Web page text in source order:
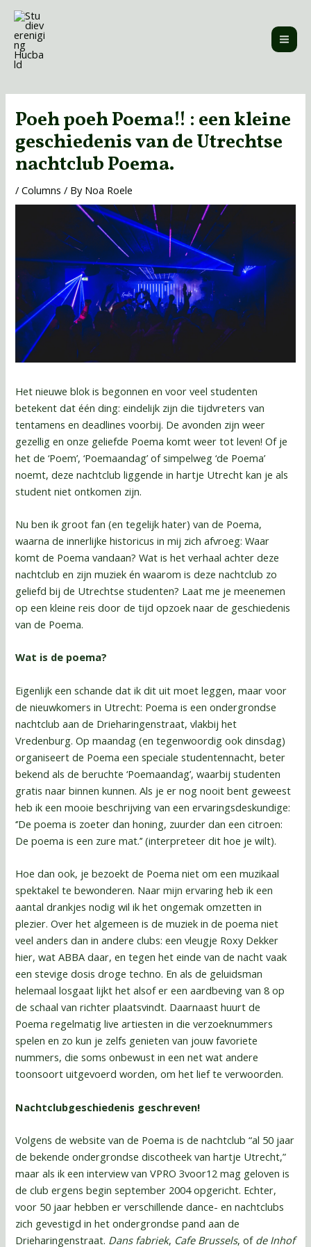
Skip
content
Poeh poeh Poema!! : een kleine
geschiedenis van de Utrechtse
nachtclub Poema.
/Columns / By Noa Roele
Het nieuwe blok is begonnen en voor veel studenten
betekent dat één ding: eindelijk zijn die tijdvreters van
tentamens en deadlines voorbij. De avonden zijn weer
gezellig en onze geliefde Poema komt weer tot leven! Of je
het de ‘Poem’, ‘Poemaandag’ of simpelweg ‘de Poema’
noemt, deze nachtclub liggende in hartje Utrecht kan je als
student niet ontkomen zijn.
Nu ben ik groot fan (en tegelijk hater) van de Poema,
waarna de innerlijke historicus in mij zich afvroeg: Waar
komt de Poema vandaan? Wat is het verhaal achter deze
nachtclub en zijn muziek én waarom is deze nachtclub zo
geliefd bij de Utrechtse studenten? Laat me je meenemen
op een kleine reis door de tijd opzoek naar de geschiedenis
van de Poema.
Wat is de poema?
Eigenlijk een schande dat ik dit uit moet leggen, maar voor
de nieuwkomers in Utrecht: Poema is een ondergrondse
nachtclub aan de Drieharingenstraat, vlakbij het
Vredenburg. Op maandag (en tegenwoordig ook dinsdag)
organiseert de Poema een speciale studentennacht, beter
bekend als de beruchte ‘Poemaandag’, waarbij studenten
gratis naar binnen kunnen. Als je er nog nooit bent geweest
heb ik een mooie beschrijving van een ervaringsdeskundige:
‘’De poema is zoeter dan honing, zuurder dan een citroen:
De poema is een zure mat.’’ (interpreteer dit hoe je wilt).
Hoe dan ook, je bezoekt de Poema niet om een muzikaal
spektakel te bewonderen. Naar mijn ervaring heb ik een
aantal drankjes nodig wil ik het ongemak omzetten in
plezier. Over het algemeen is de muziek in de poema niet
veel anders dan in andere clubs: een vleugje Roxy Dekker
hier, wat ABBA daar, en tegen het einde van de nacht vaak
een stevige dosis droge techno. En als de geluidsman
helemaal losgaat lijkt het alsof er een aardbeving van 8 op
de schaal van richter plaatsvindt. Daarnaast huurt de
Poema regelmatig live artiesten in die verzoeknummers
spelen en zo kun je zelfs genieten van jouw favoriete
nummers, die soms onbewust in een net wat andere
toonsoort uitgevoerd worden, om het lief te verwoorden.
Nachtclubgeschiedenis geschreven!
Volgens de website van de Poema is de nachtclub “al 50 jaar
de bekende ondergrondse discotheek van hartje Utrecht,”
maar als ik een interview van VPRO 3voor12 mag geloven is
de club ergens begin september 2004 opgericht. Echter,
voor 50 jaar hebben er verschillende dance- en nachtclubs
zich gevestigd in het ondergrondse pand aan de
Drieharingenstraat. Dans fabriek, Cafe Brussels, of de Inhof